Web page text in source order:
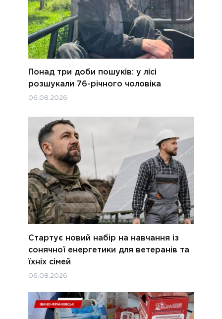
Понад три доби пошуків: у лісі
розшукали 76-річного чоловіка
06.08.2026
Стартує новий набір на навчання із
сонячної енергетики для ветеранів та
їхніх сімей
06.08.2026